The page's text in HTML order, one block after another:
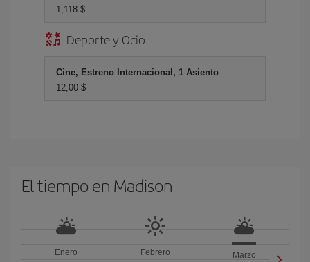
1,118 $
Deporte y Ocio
Cine, Estreno Internacional, 1 Asiento
12,00 $
El tiempo en Madison
Enero
Febrero
Marzo